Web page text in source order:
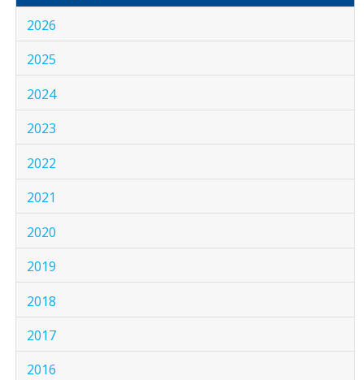
2026
2025
2024
2023
2022
2021
2020
2019
2018
2017
2016